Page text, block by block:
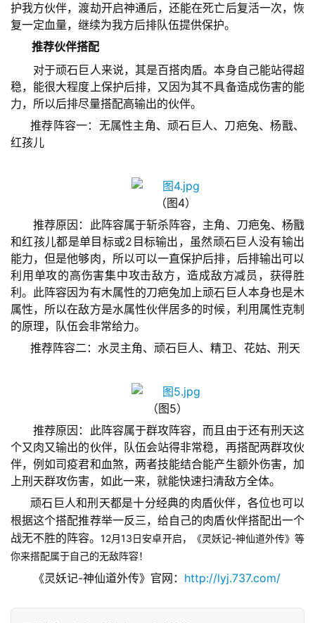
休
2
2
金
茶
奖
7
日
游
茶
对
接
护我方伙伴，渡劫开启神通后，还能在死亡后复活一次，恢
复一定血量，继续为我方后排队伍提供保护。
推荐伙伴搭配
对于顽石巨人来说，其是百搭肉盾。本身自己能站得超
稳，能很大程度上保护后排，又因为其不具备造成伤害的能
力，所以后排尽量搭配高输出的伙伴。
推荐阵容一：无属性主角、顽石巨人、刀疤兔、杨戬、
红孩儿
（图4）
推荐原因：此阵容属于斩杀阵容，主角、刀疤兔、杨戬
和红孩儿都是单目标或2目标输出，虽然顽石巨人没有输出
能力，但是他够肉，所以可以一直保护后排，后排输出可以
利用单攻的高伤害集中攻击敌方，造成敌方减员，获得胜
利。此阵容因为有木属性的刀疤兔加上顽石巨人本身也是木
属性，所以在敌方是水属性伙伴居多的时候，利用属性克制
的原理，队伍会非常给力。
推荐阵容二：水灵主角、顽石巨人、精卫、花姑、刑天
（图5）
推荐原因：此阵容属于群攻阵容，而且由于还有刑天这
个又肉又输出的伙伴，队伍会站得非常稳，再搭配两群攻伙
伴，例如司疫君和血煞，两者技能结合能产生额外伤害，加
上刑天群攻伤害，如此一来，就能快速扫清敌方全体。
顽石巨人和刑天都是十分经典的肉盾伙伴，各位也可以
根据这个搭配推荐举一反三，给自己的肉盾伙伴搭配出一个
战无不胜的阵容。12月13日安卓开启，《灵妖记-神仙道外传》等
你来搭配属于自己的无敌阵容！
《灵妖记-神仙道外传》官网： http://lyj.737.com/